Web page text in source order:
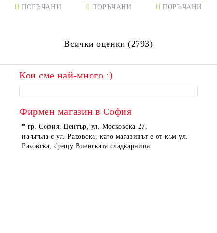
ПОРЪЧАНИ ПОРЪЧАНИ ПОРЪЧАНИ
Всички оценки (2793)
Кои сме най-много :)
Фирмен магазин в София
* гр. София, Център, ул. Московска 27,
на ъгъла с ул. Раковска, като магазинът е от към ул.
Раковска, срещу Виенската сладкарница